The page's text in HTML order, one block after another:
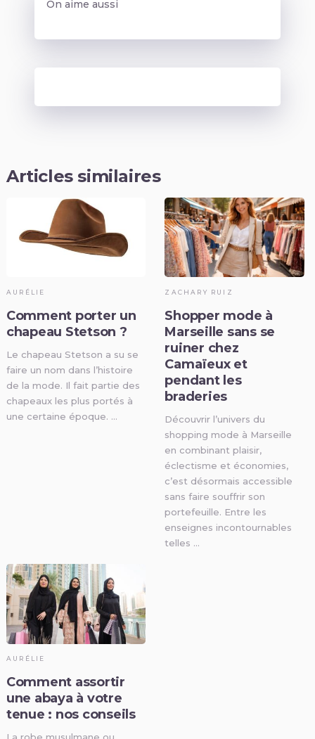
On aime aussi
Articles similaires
AURÉLIE
Comment porter un
chapeau Stetson ?
Le chapeau Stetson a su se
faire un nom dans l’histoire
de la mode. Il fait partie des
chapeaux les plus portés à
une certaine époque. …
ZACHARY RUIZ
Shopper mode à
Marseille sans se
ruiner chez
Camaïeux et
pendant les
braderies
Découvrir l’univers du
shopping mode à Marseille
en combinant plaisir,
éclectisme et économies,
c’est désormais accessible
sans faire souffrir son
portefeuille. Entre les
enseignes incontournables
telles …
AURÉLIE
Comment assortir
une abaya à votre
tenue : nos conseils